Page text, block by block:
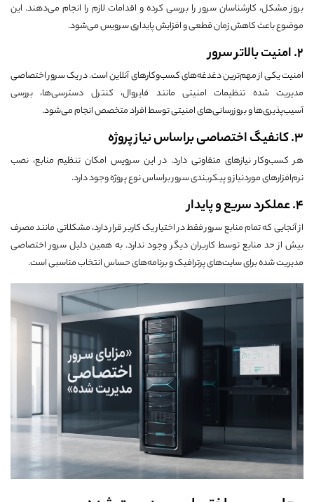
بروز مشکل، کارشناسان سرور را بررسی کرده و اقدامات لازم را انجام می‌دهند. این
موضوع باعث کاهش زمان قطعی و افزایش پایداری سرویس می‌شود.
2. امنیت بالاتر سرور
امنیت یکی از مهم‌ترین دغدغه‌های کسب‌وکارهای آنلاین است. در یک سرور اختصاصی
مدیریت شده تنظیمات امنیتی مانند فایروال، کنترل دسترسی‌ها، بررسی
آسیب‌پذیری‌ها و بروزرسانی‌های امنیتی توسط افراد متخصص انجام می‌شود.
3. کانفیگ اختصاصی براساس نیاز پروژه
هر کسب‌وکار نیازهای متفاوتی دارد. در این سرویس امکان تنظیم منابع، نصب
نرم‌افزارهای موردنیاز و پیکربندی سرور براساس نوع پروژه وجود دارد.
4. عملکرد سریع و پایدار
از آنجایی که تمام منابع سرور فقط در اختیار یک کاربر قرار دارد، مشکلاتی مانند مصرف
بیش از حد منابع توسط کاربران دیگر وجود ندارد. به همین دلیل سرور اختصاصی
مدیریت شده برای سایت‌های پرترافیک و برنامه‌های حساس انتخاب مناسبی است.